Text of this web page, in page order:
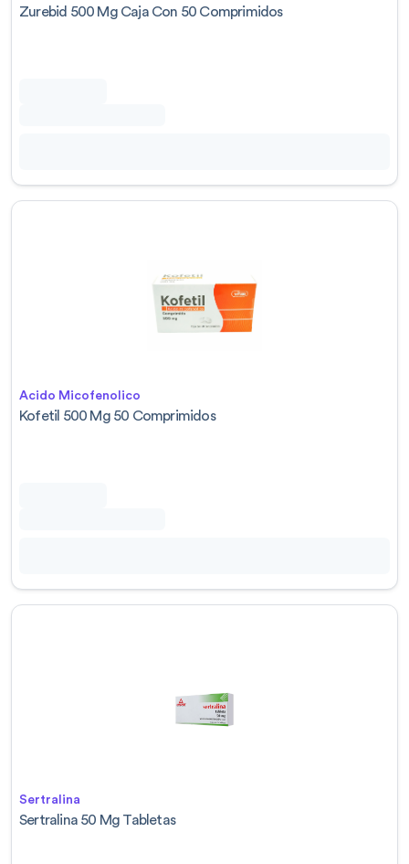
Zurebid 500 Mg Caja Con 50 Comprimidos
Acido Micofenolico
Kofetil 500 Mg 50 Comprimidos
Sertralina
Sertralina 50 Mg Tabletas